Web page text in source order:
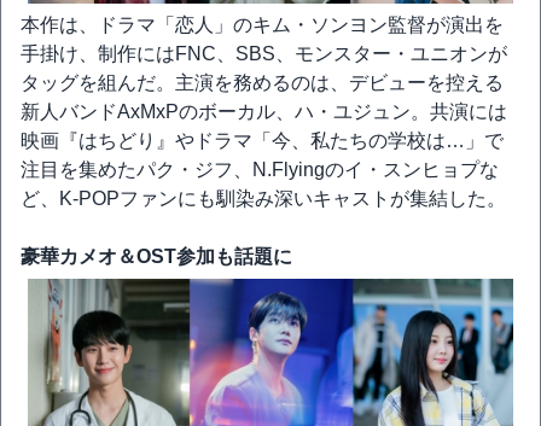
本作は、ドラマ「恋人」のキム・ソンヨン監督が演出を
手掛け、制作にはFNC、SBS、モンスター・ユニオンが
タッグを組んだ。主演を務めるのは、デビューを控える
新人バンドAxMxPのボーカル、ハ・ユジュン。共演には
映画『はちどり』やドラマ「今、私たちの学校は…」で
注目を集めたパク・ジフ、N.Flyingのイ・スンヒョプな
ど、K-POPファンにも馴染み深いキャストが集結した。
豪華カメオ＆OST参加も話題に